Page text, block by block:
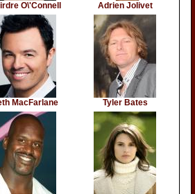
O\'Connell Adrien Jolivet
MacFarlane Tyler Bates